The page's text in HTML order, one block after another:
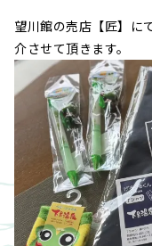
望川館の売店【匠】に
介させて頂きます。